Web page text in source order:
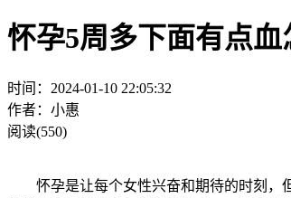
怀孕5周多下面有点血
时间：2024-01-10 22:05:32
作者：小惠
阅读(550)
怀孕是让每个女性兴奋和期待的时刻，但